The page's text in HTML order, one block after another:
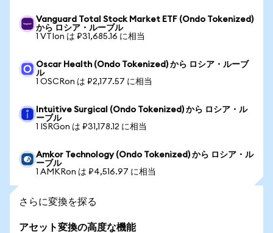
Vanguard Total Stock Market ETF (Ondo Tokenized)
から ロシア・ルーブル
1 VTIon は ₽31,685.16 に相当
Oscar Health (Ondo Tokenized) から ロシア・ルーブ
ル
1 OSCRon は ₽2,177.57 に相当
Intuitive Surgical (Ondo Tokenized) から ロシア・ル
ーブル
1 ISRGon は ₽31,178.12 に相当
Amkor Technology (Ondo Tokenized) から ロシア・ル
ーブル
1 AMKRon は ₽4,516.97 に相当
さらに変換を探る
アセット変換の高度な機能